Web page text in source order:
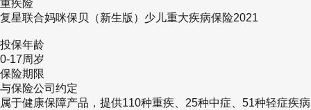
点击“免费咨询”，会有客服小姐姐为您提供免费
咨询服务!
重疾险
复星联合妈咪保贝（新生版）少儿重大疾病保险2021
投保年龄
0-17周岁
保险期限
与保险公司约定
属于健康保障产品，提供110种重疾、25种中症、51种轻症疾病